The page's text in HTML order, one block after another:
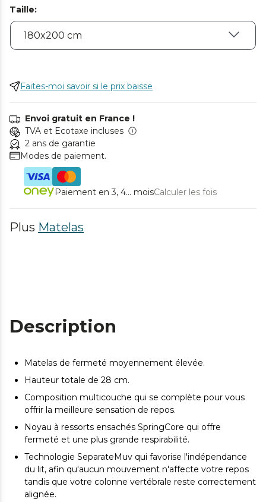
Taille:
Faites-moi savoir si le prix baisse
Envoi gratuit en France !
TVA et Ecotaxe incluses
2 ans de garantie
Modes de paiement.
Paiement en 3, 4... moisCalculer les fois
Plus Matelas
Description
Matelas de fermeté moyennement élevée.
Hauteur totale de 28 cm.
Composition multicouche qui se complète pour vous
offrir la meilleure sensation de repos.
Noyau à ressorts ensachés SpringCore qui offre
fermeté et une plus grande respirabilité.
Technologie SeparateMuv qui favorise l'indépendance
du lit, afin qu'aucun mouvement n'affecte votre repos
tandis que votre colonne vertébrale reste correctement
alignée.